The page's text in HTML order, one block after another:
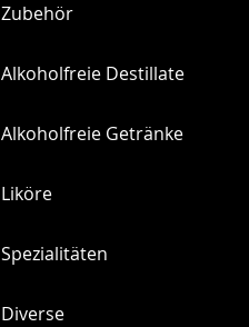
Zubehör
Alkoholfreie Destillate
Alkoholfreie Getränke
Liköre
Spezialitäten
Diverse